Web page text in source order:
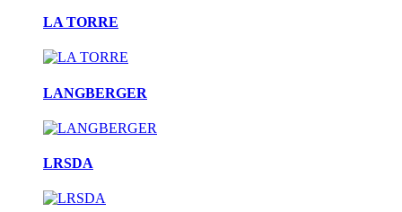
LA TORRE
LANGBERGER
LRSDA